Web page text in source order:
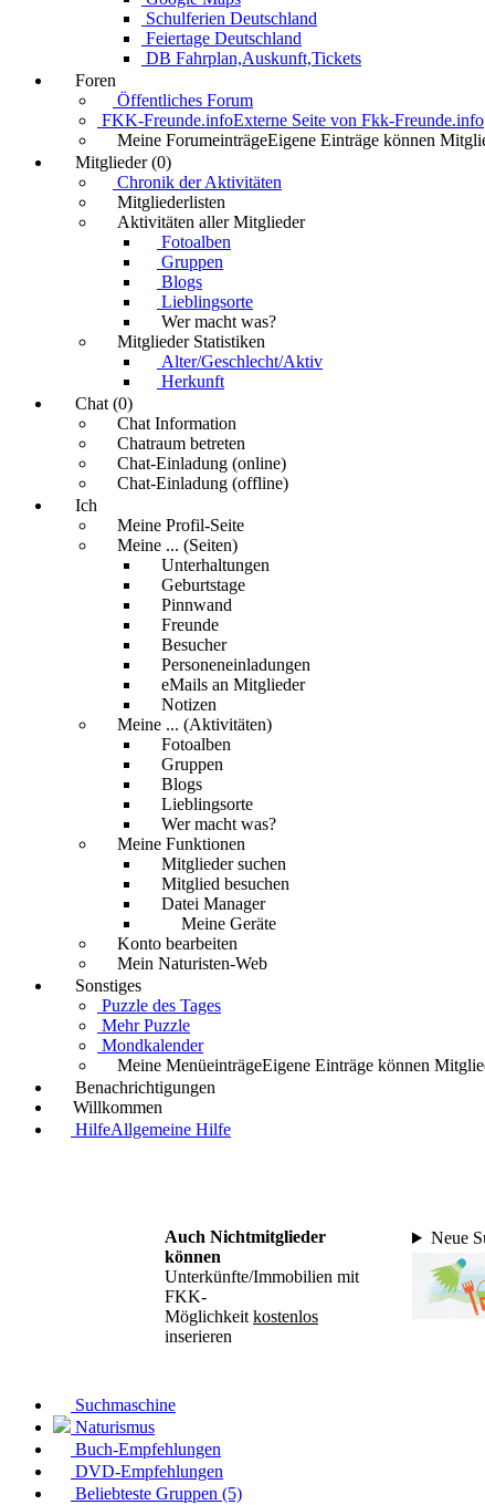
Schulferien Deutschland
Feiertage Deutschland
DB Fahrplan,Auskunft,Tickets
Foren
Öffentliches Forum
FKK-Freunde.infoExterne Seite von Fkk-Freunde.info
Meine ForumeinträgeEigene Einträge können
Mitglieder (0)
Chronik der Aktivitäten
Mitgliederlisten
Aktivitäten aller Mitglieder
Fotoalben
Gruppen
Blogs
Lieblingsorte
Wer macht was?
Mitglieder Statistiken
Alter/Geschlecht/Aktiv
Herkunft
Chat (0)
Chat Information
Chatraum betreten
Chat-Einladung (online)
Chat-Einladung (offline)
Ich
Meine Profil-Seite
Meine ... (Seiten)
Unterhaltungen
Geburtstage
Pinnwand
Freunde
Besucher
Personeneinladungen
eMails an Mitglieder
Notizen
Meine ... (Aktivitäten)
Fotoalben
Gruppen
Blogs
Lieblingsorte
Wer macht was?
Meine Funktionen
Mitglieder suchen
Mitglied besuchen
Datei Manager
Meine Geräte
Konto bearbeiten
Mein Naturisten-Web
Sonstiges
Puzzle des Tages
Mehr Puzzle
Mondkalender
Meine MenüeinträgeEigene Einträge können
Benachrichtigungen
Willkommen
HilfeAllgemeine Hilfe
Auch Nichtmitglieder
können
Unterkünfte/Immobilien mit
FKK-
Möglichkeit kostenlos
inserieren
Neue
Suchmaschine
Naturismus
Buch-Empfehlungen
DVD-Empfehlungen
Beliebteste Gruppen (5)